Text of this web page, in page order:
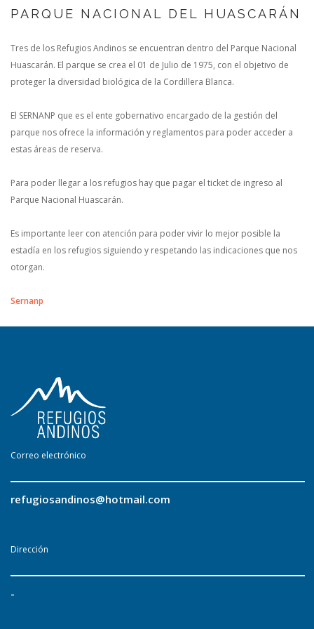
PARQUE NACIONAL DEL HUASCARÁN
Tres de los Refugios Andinos se encuentran dentro del Parque Nacional
Huascarán. El parque se crea el 01 de Julio de 1975, con el objetivo de
proteger la diversidad biológica de la Cordillera Blanca.
El SERNANP que es el ente gobernativo encargado de la gestión del
parque nos ofrece la información y reglamentos para poder acceder a
estas áreas de reserva.
Para poder llegar a los refugios hay que pagar el ticket de ingreso al
Parque Nacional Huascarán.
Es importante leer con atención para poder vivir lo mejor posible la
estadía en los refugios siguiendo y respetando las indicaciones que nos
otorgan.
Sernanp
Correo electrónico
refugiosandinos@hotmail.com
Dirección
-